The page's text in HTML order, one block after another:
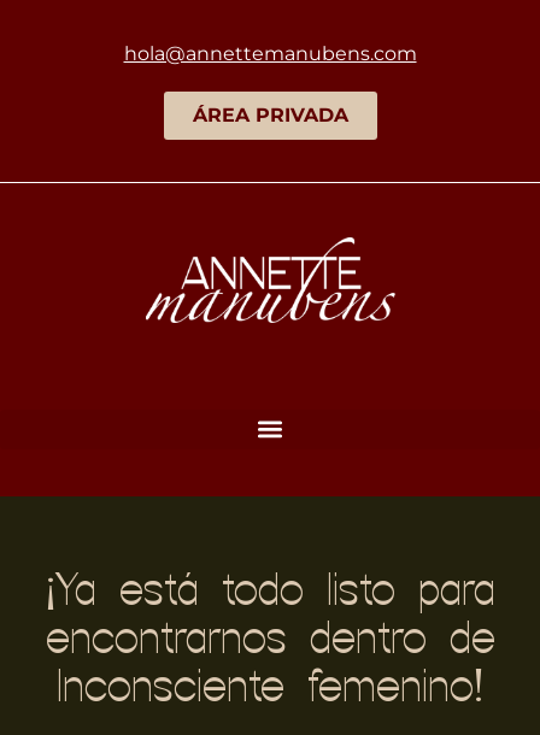
hola@annettemanubens.com
ÁREA PRIVADA
¡Ya está todo listo para
encontrarnos dentro de
Inconsciente femenino!